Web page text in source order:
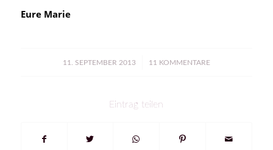
Eure Marie
11. SEPTEMBER 2013
/ 11 KOMMENTARE
Eintrag teilen